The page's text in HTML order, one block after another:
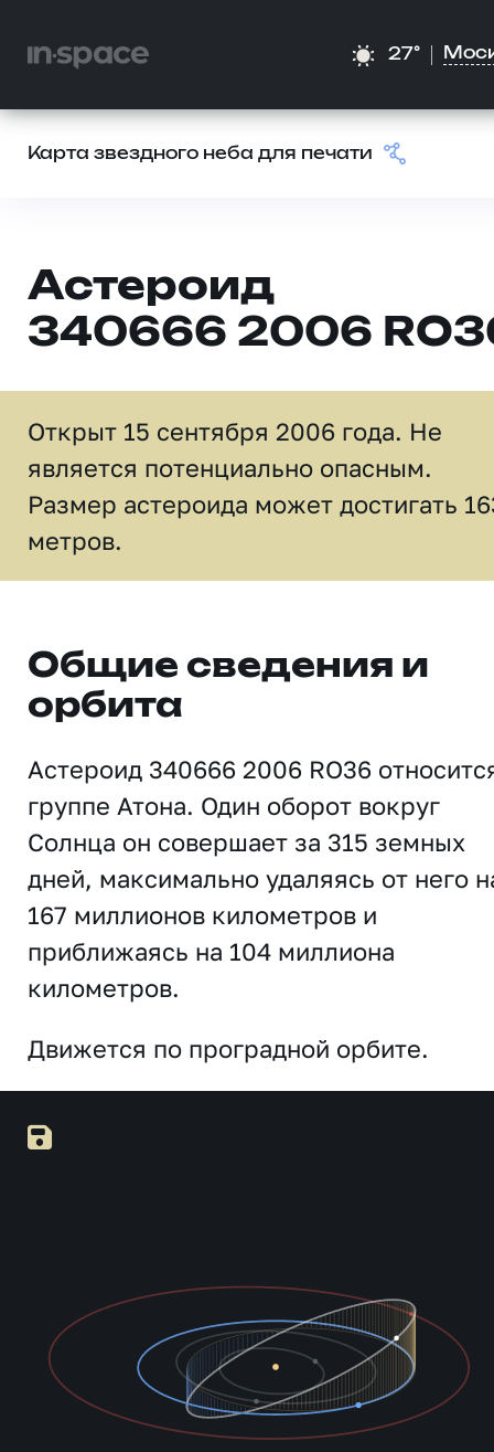
27°
Карта звездного неба для печати
Астероид
340666 2006
Открыт 15 сентября 2006 года. Не
является потенциально опасным.
Размер астероида может достигать
метров.
Общие сведения и
орбита
Астероид 340666 2006 RO36
группе Атона. Один оборот вокруг
Солнца он совершает за 315 земных
дней, максимально удаляясь от него
167 миллионов километров и
приближаясь на 104 миллиона
километров.
Движется по проградной орбите.